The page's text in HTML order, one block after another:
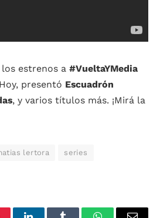
estrenos a #VueltaYMedia
presentó Escuadrón
, y varios títulos más. ¡Mirá la
lertora series